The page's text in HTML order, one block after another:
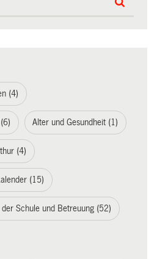
(4)
Alter und Gesundheit (1)
(4)
(15)
Schule und Betreuung (52)